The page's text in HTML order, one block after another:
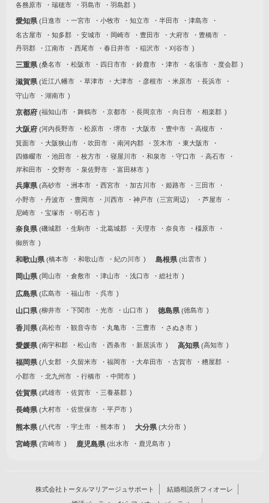
各務原市
瑞穂市 羽島市 羽島郡
愛知県 日進市 一宮市 小牧市 知立市 半田市
津島市
名古屋市
知多郡 安城市 岡崎市 豊田市 大府市
豊橋市
丹羽郡
江南市 西尾市 春日井市 稲沢市 刈谷市
三重県 桑名市 松阪市 四日市市 鈴鹿市 津市 名張市 度会郡
滋賀県 近江八幡市 草津市 大津市 彦根市 米原市
長浜市
守山市
湖南市
京都府 福知山市 舞鶴市 京都市 長岡京市 向日市 相楽郡
大阪府 河内長野市 松原市 堺市 大阪市 豊中市
高槻市
箕面市
大阪狭山市 吹田市 南河内郡 茨木市
東大阪市
四條畷市
池田市 枚方市 寝屋川市 和泉市 守口市
高石市
岸和田市
交野市 泉佐野市 富田林市
兵庫県 高砂市 洲本市 西宮市 加古川市 姫路市
三田市
小野市
丹波市 豊岡市 川西市 神戸市（三宮周辺）
芦屋市
尼崎市
宝塚市 明石市
奈良県 磯城郡 生駒市 北葛城郡 天理市 奈良市
橿原市
御所市
和歌山県 橋本市 和歌山市 紀の川市 島根県 出雲市
岡山県 岡山市 倉敷市 津山市 浅口市 総社市
広島県 広島市 福山市 呉市
山口県 柳井市 下関市 光市 山口市 徳島県 徳島市
香川県 高松市 観音寺市 丸亀市 三豊市 さぬき市
愛媛県 南宇和郡 松山市 西条市 新居浜市 高知県 高知市
福岡県 八女郡 久留米市 福岡市 大牟田市 古賀市
糟屋郡
小郡市
北九州市 行橋市 中間市
佐賀県 武雄市 佐賀市 三養基郡
長崎県 大村市 佐世保市 平戸市
熊本県 八代市 宇土市 熊本市 大分県 大分市
宮崎県 宮崎市 鹿児島県 出水市 鹿児島市
株式会社トータルマリアージュサポート
結婚相談所フィオーレ